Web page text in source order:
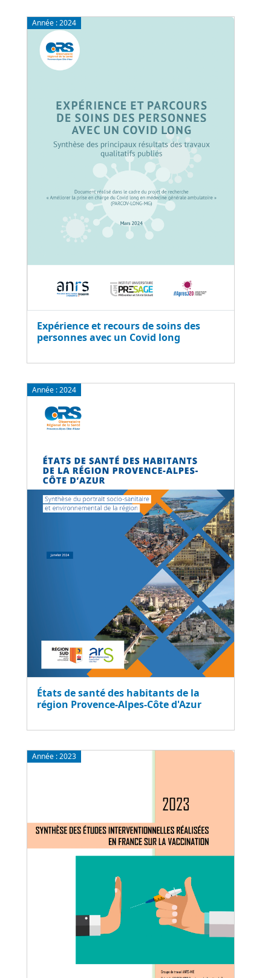
Année :2024
Expérience et recours de soins des
personnes avec un Covid long
Année :2024
États de santé des habitants de la
région Provence-Alpes-Côte d'Azur
Année :2023